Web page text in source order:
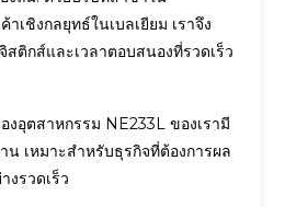
เชิงกลยุทธ์ในเบลเยียม เราจึง
ติกส์และเวลาตอบสนองที่รวดเร็ว
อุตสาหกรรม NE233L ของเรามี
น เหมาะสำหรับธุรกิจที่ต้องการผล
งรวดเร็ว